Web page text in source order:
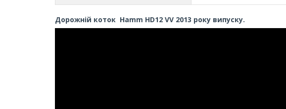
Дорожній коток Hamm HD12 VV 2013 року випуску.